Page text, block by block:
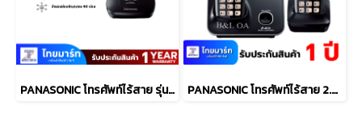
PANASONIC โทรศัพท์ไร้สาย รุ่น KX-TG3600BX PANASONIC โทรศัพท์ไร้สาย 2.4 GHz รุ่น KX-TG3712BXB